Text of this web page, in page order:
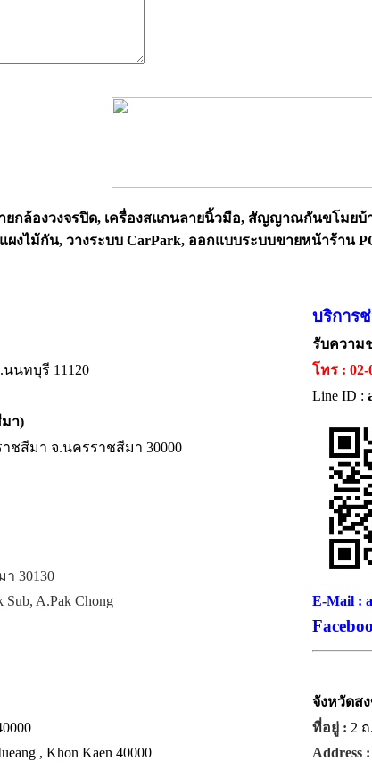
ยกล้องวงจรปิด, เครื่องสแกนลายนิ้วมือ, สัญญาณกันขโมยบ้
ผงไม้กัน, วางระบบ CarPark, ออกแบบระบบขายหน้าร้าน
บริการ
รับความ
นทบุรี 11120
โทร : 02-
Line ID :
า)
ชสีมา จ.นครราชสีมา 30000
30130
Sub, A.Pak Chong
E-Mail :
จังหวัดส
ที่อยู่ : 2
, Khon Kaen 40000 Address :